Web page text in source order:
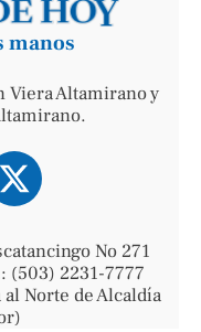
manos
Viera Altamirano y
No 271
(503) 2231-7777
Norte de Alcaldía